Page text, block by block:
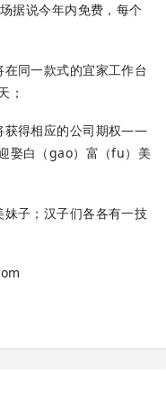
据说今年内免费，每个
同一款式的宜家工作台
；
获得相应的公司期权——
娶白（gao）富（fu）美
子；汉子们各各有一技